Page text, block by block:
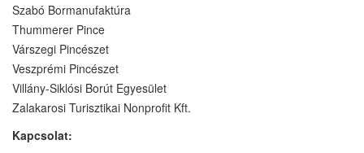
Szabó Bormanufaktúra
Thummerer Pince
Várszegi Pincészet
Veszprémi Pincészet
Villány-Siklósi Borút Egyesület
Zalakarosi Turisztikai Nonprofit Kft.
Kapcsolat: